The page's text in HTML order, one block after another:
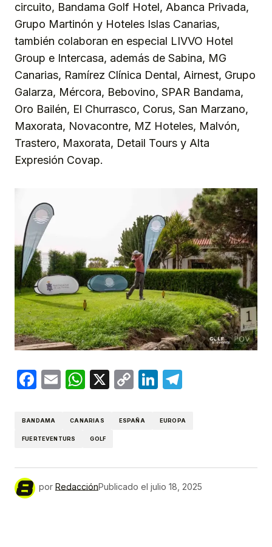
circuito, Bandama Golf Hotel, Abanca Privada,
Grupo Martinón y Hoteles Islas Canarias,
también colaboran en especial LIVVO Hotel
Group e Intercasa, además de Sabina, MG
Canarias, Ramírez Clínica Dental, Airnest, Grupo
Galarza, Mércora, Bebovino, SPAR Bandama,
Oro Bailén, El Churrasco, Corus, San Marzano,
Maxorata, Novacontre, MZ Hoteles, Malvón,
Trastero, Maxorata, Detail Tours y Alta
Expresión Covap.
Facebook
EmailWhatsApp
X
CopyLinkedIn
BANDAMA CANARIAS ESPAÑA EUROPA
FUERTEVENTURS GOLF
por RedacciónPublicado el julio 18, 2025